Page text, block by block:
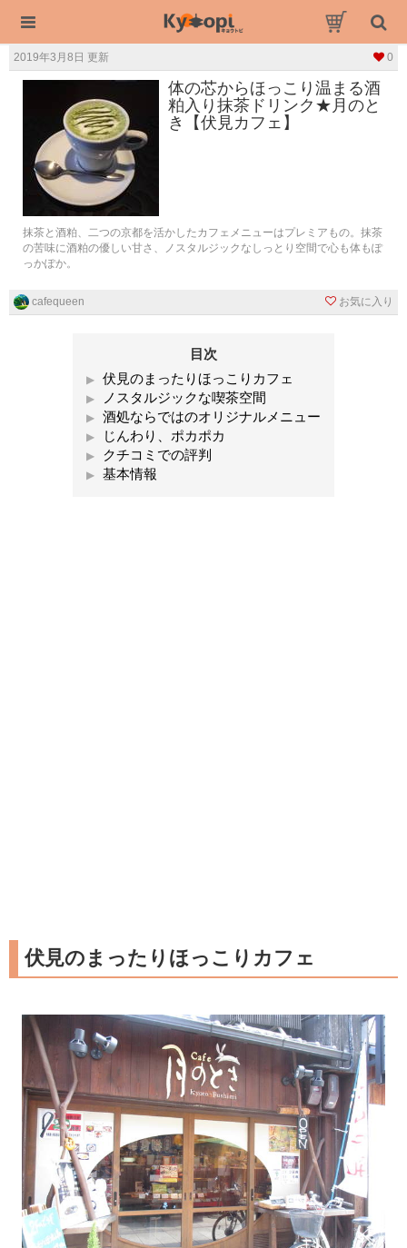
2019年3月8日 更新 0
体の芯からほっこり温まる酒
粕入り抹茶ドリンク★月のと
き【伏見カフェ】
抹茶と酒粕、二つの京都を活かしたカフェメニューはプレミアもの。抹茶
の苦味に酒粕の優しい甘さ、ノスタルジックなしっとり空間で心も体もぽ
っかぽか。
cafequeen お気に入り
目次
伏見のまったりほっこりカフェ
ノスタルジックな喫茶空間
酒処ならではのオリジナルメニュー
じんわり、ポカポカ
クチコミでの評判
基本情報
伏見のまったりほっこりカフェ